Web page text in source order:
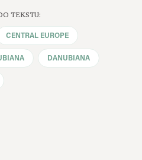
TEKSTU:
CENTRAL EUROPE
DANUBIANA